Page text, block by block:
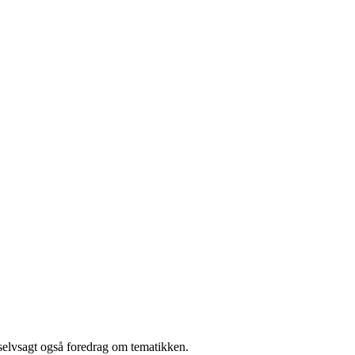
også foredrag om tematikken.